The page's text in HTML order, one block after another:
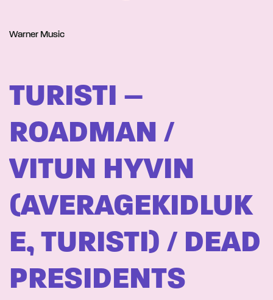
Warner Music
TURISTI –
ROADMAN /
VITUN HYVIN
(AVERAGEKIDLUK
E, TURISTI) / DEAD
PRESIDENTS